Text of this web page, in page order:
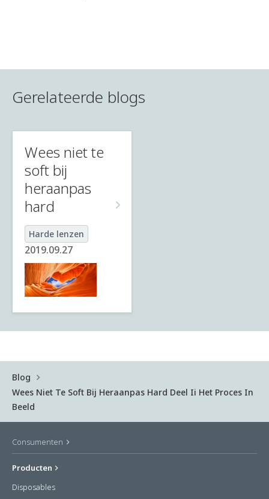
Gerelateerde blogs
Wees niet te
soft bij
heraanpas
hard
Harde lenzen
2019.09.27
Blog
Wees Niet Te Soft Bij Heraanpas Hard Deel Ii Het Proces In
Beeld
Consumenten
Producten
Disposables